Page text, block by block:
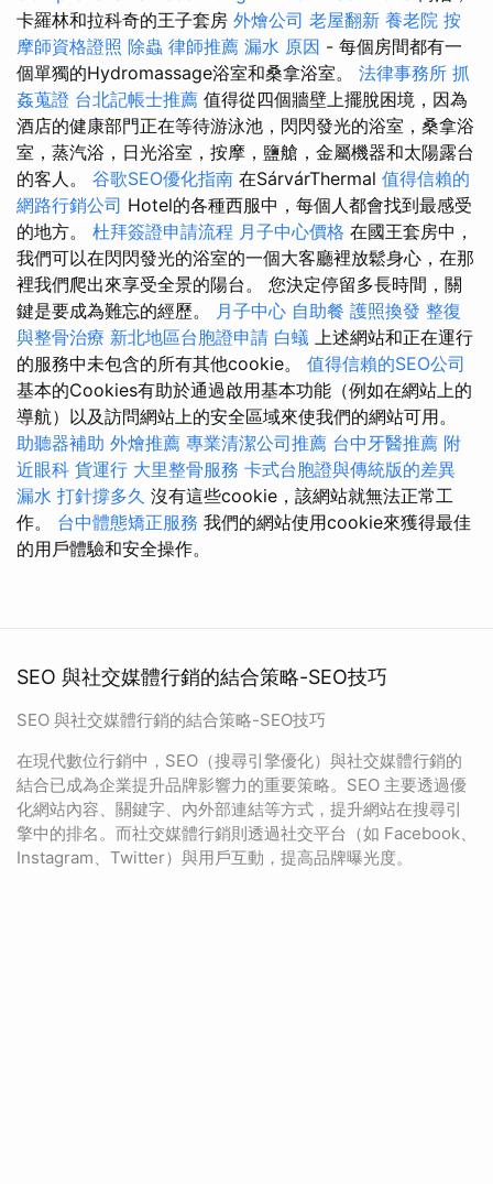
卡羅林和拉科奇的王子套房 外燴公司 老屋翻新 養老院 按
摩師資格證照 除蟲 律師推薦 漏水 原因 - 每個房間都有一
個單獨的Hydromassage浴室和桑拿浴室。 法律事務所 抓
姦蒐證 台北記帳士推薦 值得從四個牆壁上擺脫困境，因為
酒店的健康部門正在等待游泳池，閃閃發光的浴室，桑拿浴
室，蒸汽浴，日光浴室，按摩，鹽艙，金屬機器和太陽露台
的客人。 谷歌SEO優化指南 在SárvárThermal 值得信賴的
網路行銷公司 Hotel的各種西服中，每個人都會找到最感受
的地方。 杜拜簽證申請流程 月子中心價格 在國王套房中，
我們可以在閃閃發光的浴室的一個大客廳裡放鬆身心，在那
裡我們爬出來享受全景的陽台。 您決定停留多長時間，關
鍵是要成為難忘的經歷。 月子中心 自助餐 護照換發 整復
與整骨治療 新北地區台胞證申請 白蟻 上述網站和正在運行
的服務中未包含的所有其他cookie。 值得信賴的SEO公司
基本的Cookies有助於通過啟用基本功能（例如在網站上的
導航）以及訪問網站上的安全區域來使我們的網站可用。
助聽器補助 外燴推薦 專業清潔公司推薦 台中牙醫推薦 附
近眼科 貨運行 大里整骨服務 卡式台胞證與傳統版的差異
漏水 打針撐多久 沒有這些cookie，該網站就無法正常工
作。 台中體態矯正服務 我們的網站使用cookie來獲得最佳
的用戶體驗和安全操作。
SEO 與社交媒體行銷的結合策略-SEO技巧
SEO 與社交媒體行銷的結合策略-SEO技巧
在現代數位行銷中，SEO（搜尋引擎優化）與社交媒體行銷的
結合已成為企業提升品牌影響力的重要策略。SEO 主要透過優
化網站內容、關鍵字、內外部連結等方式，提升網站在搜尋引
擎中的排名。而社交媒體行銷則透過社交平台（如 Facebook、
Instagram、Twitter）與用戶互動，提高品牌曝光度。